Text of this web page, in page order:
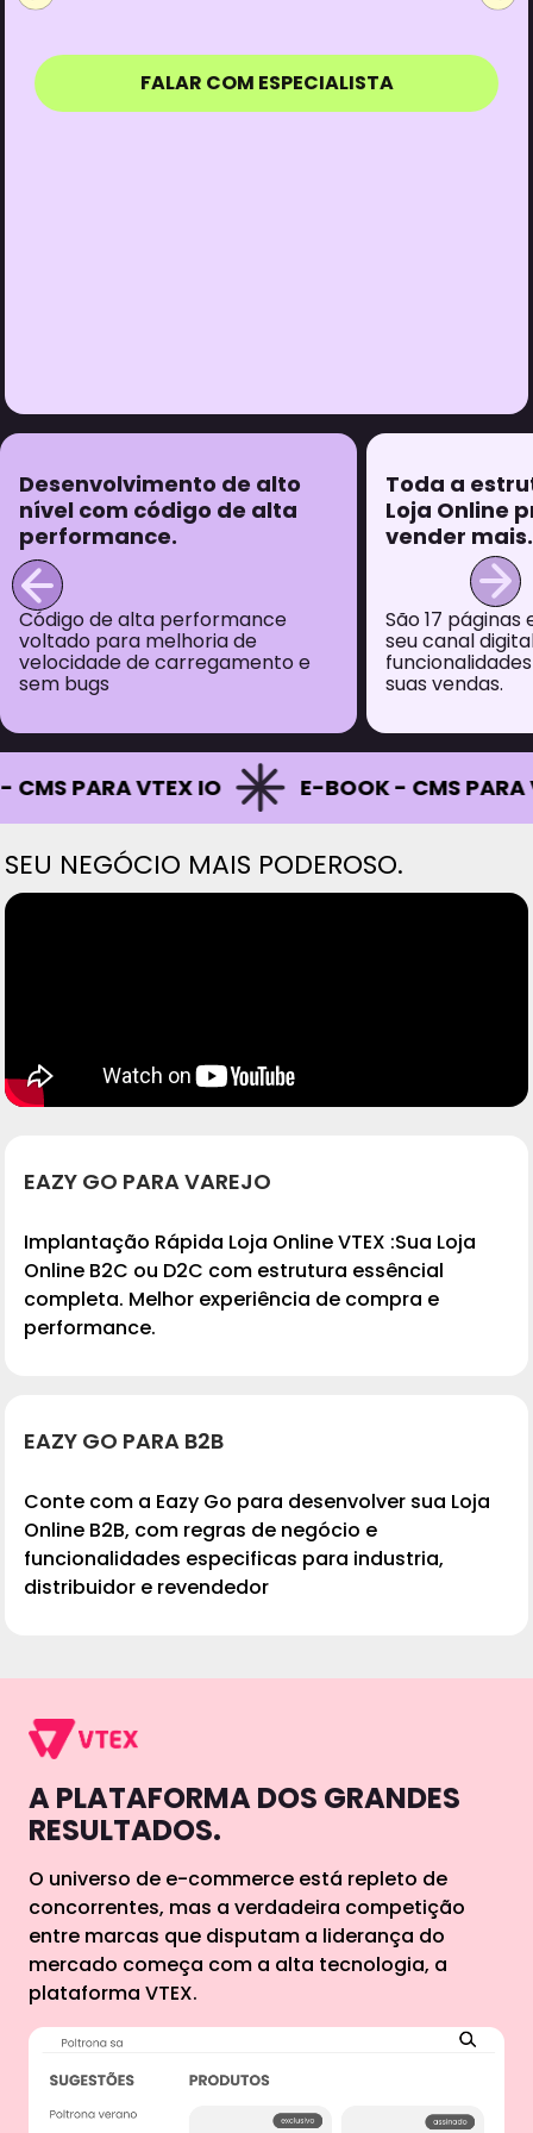
alto
alta
e
Toda a estrutura que sua
Loja Online precisa para
vender mais.
São 17 páginas essenciais para
seu canal digital e mais de 35
funcionalidades para otimizar
E-BOOK - CMS PARA VTEX IO E-BOOK
SEU NEGÓCIO MAIS PODEROSO.
EAZY GO PARA VAREJO
Implantação Rápida Loja Online VTEX :Sua Loja
Online B2C ou D2C com estrutura essêncial
completa. Melhor experiência de compra e
performance.
EAZY GO PARA B2B
Conte com a Eazy Go para desenvolver sua Loja
Online B2B, com regras de negócio e
funcionalidades especificas para industria,
distribuidor e revendedor
A PLATAFORMA DOS GRANDES
RESULTADOS.
O universo de e-commerce está repleto de
concorrentes, mas a verdadeira competição
entre marcas que disputam a liderança do
mercado começa com a alta tecnologia, a
plataforma VTEX.